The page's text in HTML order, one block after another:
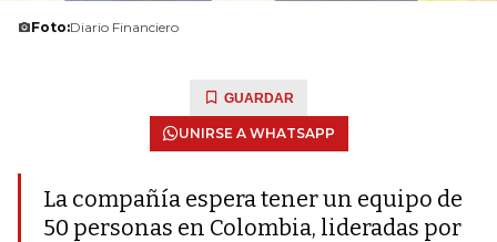
Foto:Diario Financiero
GUARDAR
UNIRSE A WHATSAPP
La compañía espera tener un equipo de
50 personas en Colombia, lideradas por